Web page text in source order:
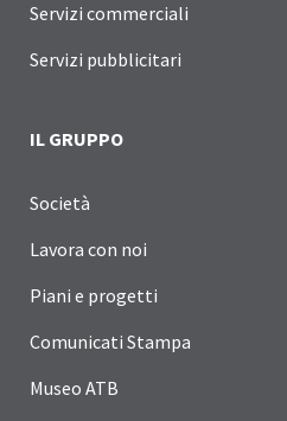
Servizi commerciali
Servizi pubblicitari
IL GRUPPO
Società
Lavora con noi
Piani e progetti
Comunicati Stampa
Museo ATB